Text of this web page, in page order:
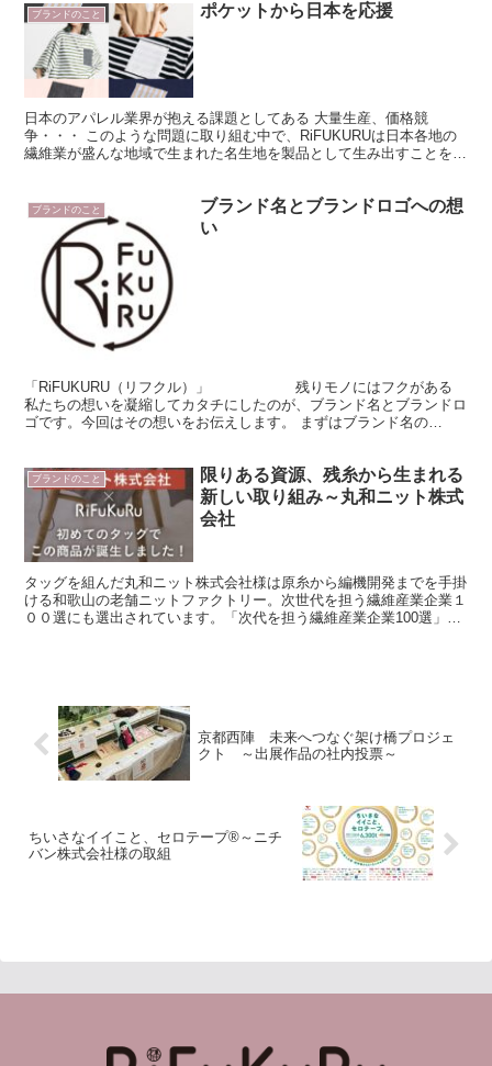
ブランドのこと ポケットから日本を応援
日本のアパレル業界が抱える課題としてある 大量生産、価格競
争・・・ このような問題に取り組む中で、RiFUKURUは日本各地の
繊維業が盛んな地域で生まれた名生地を製品として生み出すことを続
ブランドのこと
ブランド名とブランドロゴへの想
い
「RiFUKURU（リフクル）」 残りモノにはフクがある
私たちの想いを凝縮してカタチにしたのが、ブランド名とブランドロ
ゴです。今回はその想いをお伝えします。 まずはブランド名の
ブランドのこと
限りある資源、残糸から生まれる
新しい取り組み～丸和ニット株式
会社
タッグを組んだ丸和ニット株式会社様は原糸から編機開発までを手掛
ける和歌山の老舗ニットファクトリー。次世代を担う繊維産業企業１
００選にも選出されています。「次代を担う繊維産業企業100選」を
京都西陣 未来へつなぐ架け橋プロジェ
クト ～出展作品の社内投票～
ちいさなイイこと、セロテープ®～ニチ
バン株式会社様の取組